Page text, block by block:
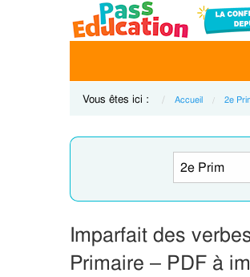
Vous êtes ici : Accueil 2e
Imparfait des
Primaire – PDF à